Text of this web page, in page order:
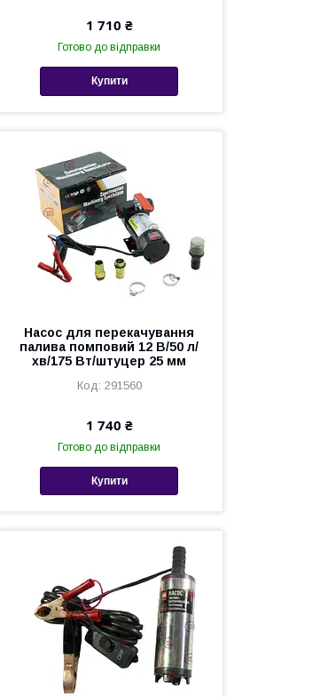
1 710 ₴
Готово до відправки
Купити
Насос для перекачування
палива помповий 12 В/50 л/
хв/175 Вт/штуцер 25 мм
291560
1 740 ₴
Готово до відправки
Купити